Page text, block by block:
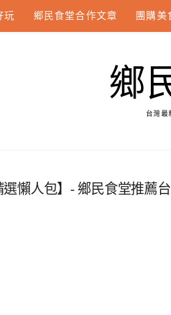
玩 鄉民食堂合作文章 團購美
鄉
台灣最
選懶人包】- 鄉民食堂推薦